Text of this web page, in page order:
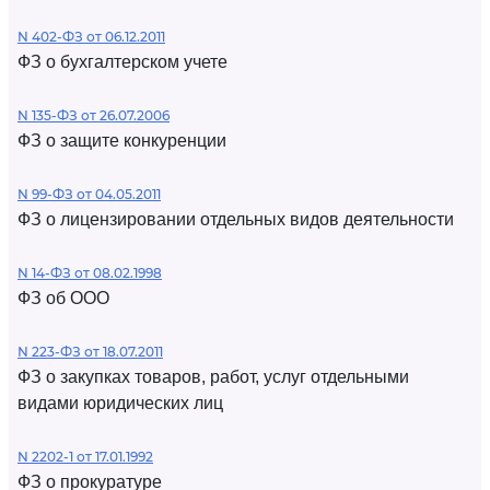
N 402-ФЗ от 06.12.2011
ФЗ о бухгалтерском учете
N 135-ФЗ от 26.07.2006
ФЗ о защите конкуренции
N 99-ФЗ от 04.05.2011
ФЗ о лицензировании отдельных видов деятельности
N 14-ФЗ от 08.02.1998
ФЗ об ООО
N 223-ФЗ от 18.07.2011
ФЗ о закупках товаров, работ, услуг отдельными
видами юридических лиц
N 2202-1 от 17.01.1992
ФЗ о прокуратуре